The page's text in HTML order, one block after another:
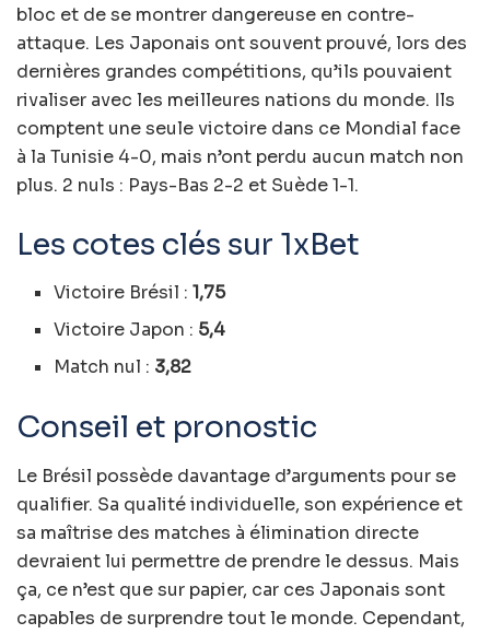
bloc et de se montrer dangereuse en contre-
attaque. Les Japonais ont souvent prouvé, lors des
dernières grandes compétitions, qu’ils pouvaient
rivaliser avec les meilleures nations du monde. Ils
comptent une seule victoire dans ce Mondial face
à la Tunisie 4-0, mais n’ont perdu aucun match non
plus. 2 nuls : Pays-Bas 2-2 et Suède 1-1.
Les cotes clés sur 1xBet
Victoire Brésil :1,75
Victoire Japon : 5,4
Match nul : 3,82
Conseil et pronostic
Le Brésil possède davantage d’arguments pour se
qualifier. Sa qualité individuelle, son expérience et
sa maîtrise des matches à élimination directe
devraient lui permettre de prendre le dessus. Mais
ça, ce n’est que sur papier, car ces Japonais sont
capables de surprendre tout le monde. Cependant,